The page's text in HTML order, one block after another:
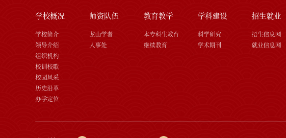
学校概况
学校简介
领导介绍
组织机构
校训校歌
校园风采
历史沿革
办学定位
师资队伍
龙山学者
人事处
教育教学
本专科生教育
继续教育
学科建设
科学研究
学术期刊
招生就业
招生信息网
就业信息网